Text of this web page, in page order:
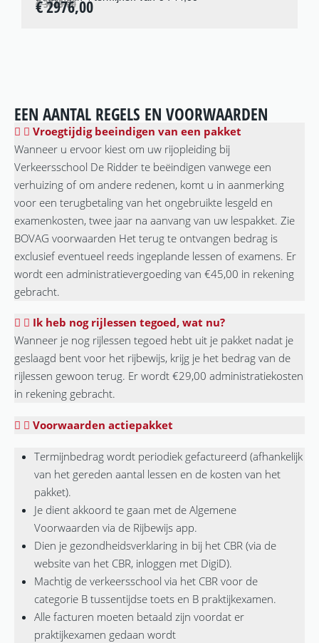
€ 3045,00
€ 2976,00
EEN AANTAL REGELS EN VOORWAARDEN
Vroegtijdig beeindigen van een pakket
Wanneer u ervoor kiest om uw rijopleiding bij
Verkeersschool De Ridder te beëindigen vanwege een
verhuizing of om andere redenen, komt u in aanmerking
voor een terugbetaling van het ongebruikte lesgeld en
examenkosten, twee jaar na aanvang van uw lespakket. Zie
BOVAG voorwaarden Het terug te ontvangen bedrag is
exclusief eventueel reeds ingeplande lessen of examens. Er
wordt een administratievergoeding van €45,00 in rekening
gebracht.
Ik heb nog rijlessen tegoed, wat nu?
Wanneer je nog rijlessen tegoed hebt uit je pakket nadat je
geslaagd bent voor het rijbewijs, krijg je het bedrag van de
rijlessen gewoon terug. Er wordt €29,00 administratiekosten
in rekening gebracht.
Voorwaarden actiepakket
Termijnbedrag wordt periodiek gefactureerd (afhankelijk
van het gereden aantal lessen en de kosten van het
pakket).
Je dient akkoord te gaan met de Algemene
Voorwaarden via de Rijbewijs app.
Dien je gezondheidsverklaring in bij het CBR (via de
website van het CBR, inloggen met DigiD).
Machtig de verkeersschool via het CBR voor de
categorie B tussentijdse toets en B praktijkexamen.
Alle facturen moeten betaald zijn voordat er
praktijkexamen gedaan wordt